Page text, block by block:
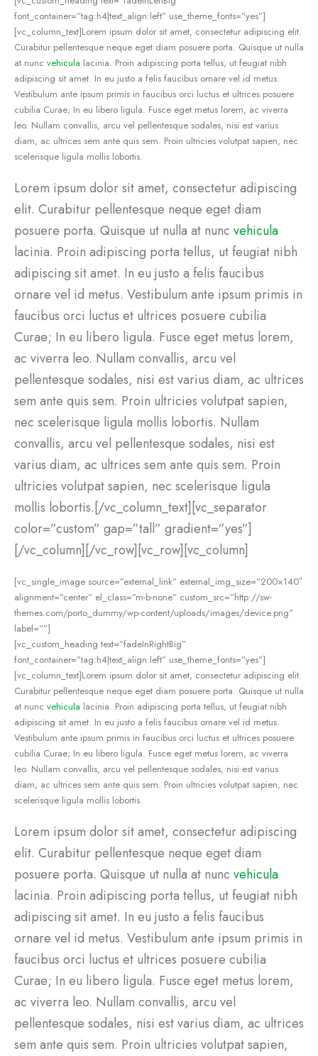
font_container=”tag:h4|text_align:left” use_theme_fonts=”yes”]
[vc_column_text]Lorem ipsum dolor sit amet, consectetur adipiscing elit.
Curabitur pellentesque neque eget diam posuere porta. Quisque ut nulla
at nunc vehicula lacinia. Proin adipiscing porta tellus, ut feugiat nibh
adipiscing sit amet. In eu justo a felis faucibus ornare vel id metus.
Vestibulum ante ipsum primis in faucibus orci luctus et ultrices posuere
cubilia Curae; In eu libero ligula. Fusce eget metus lorem, ac viverra
leo. Nullam convallis, arcu vel pellentesque sodales, nisi est varius
diam, ac ultrices sem ante quis sem. Proin ultricies volutpat sapien, nec
scelerisque ligula mollis lobortis.
Lorem ipsum dolor sit amet, consectetur adipiscing
elit. Curabitur pellentesque neque eget diam
posuere porta. Quisque ut nulla at nunc vehicula
lacinia. Proin adipiscing porta tellus, ut feugiat nibh
adipiscing sit amet. In eu justo a felis faucibus
ornare vel id metus. Vestibulum ante ipsum primis in
faucibus orci luctus et ultrices posuere cubilia
Curae; In eu libero ligula. Fusce eget metus lorem,
ac viverra leo. Nullam convallis, arcu vel
pellentesque sodales, nisi est varius diam, ac ultrices
sem ante quis sem. Proin ultricies volutpat sapien,
nec scelerisque ligula mollis lobortis. Nullam
convallis, arcu vel pellentesque sodales, nisi est
varius diam, ac ultrices sem ante quis sem. Proin
ultricies volutpat sapien, nec scelerisque ligula
mollis lobortis.[/vc_column_text][vc_separator
color=”custom” gap=”tall” gradient=”yes”]
[/vc_column][/vc_row][vc_row][vc_column]
[vc_single_image source=”external_link” external_img_size=”200×140″
alignment=”center” el_class=”m-b-none” custom_src=”http://sw-
themes.com/porto_dummy/wp-content/uploads/images/device.png”
label=””]
[vc_custom_heading text=”fadeInRightBig”
font_container=”tag:h4|text_align:left” use_theme_fonts=”yes”]
[vc_column_text]Lorem ipsum dolor sit amet, consectetur adipiscing elit.
Curabitur pellentesque neque eget diam posuere porta. Quisque ut nulla
at nunc vehicula lacinia. Proin adipiscing porta tellus, ut feugiat nibh
adipiscing sit amet. In eu justo a felis faucibus ornare vel id metus.
Vestibulum ante ipsum primis in faucibus orci luctus et ultrices posuere
cubilia Curae; In eu libero ligula. Fusce eget metus lorem, ac viverra
leo. Nullam convallis, arcu vel pellentesque sodales, nisi est varius
diam, ac ultrices sem ante quis sem. Proin ultricies volutpat sapien, nec
scelerisque ligula mollis lobortis.
Lorem ipsum dolor sit amet, consectetur adipiscing
elit. Curabitur pellentesque neque eget diam
posuere porta. Quisque ut nulla at nunc vehicula
lacinia. Proin adipiscing porta tellus, ut feugiat nibh
adipiscing sit amet. In eu justo a felis faucibus
ornare vel id metus. Vestibulum ante ipsum primis in
faucibus orci luctus et ultrices posuere cubilia
Curae; In eu libero ligula. Fusce eget metus lorem,
ac viverra leo. Nullam convallis, arcu vel
pellentesque sodales, nisi est varius diam, ac ultrices
sem ante quis sem. Proin ultricies volutpat sapien,